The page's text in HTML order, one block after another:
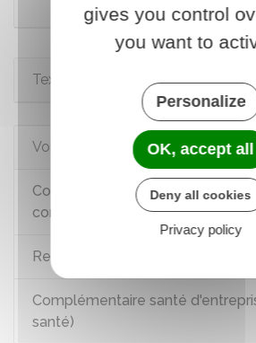
Apprenti
Textes de référence
Voir aussi
Complémentaire santé (mutuelle)
complémentaire santé solidaire
Remboursement des soins par
Complémentaire santé
santé)
gives you control
you want to
Personalize
OK, accept all
Deny all cookies
Privacy policy